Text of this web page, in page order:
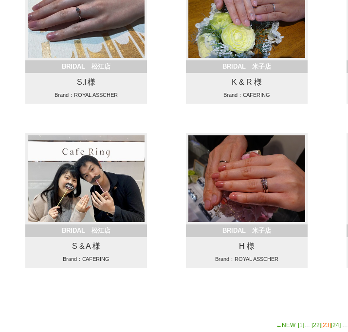
BRIDAL 松江店
S.I 様
Brand：ROYAL ASSCHER
BRIDAL 米子店
K & R 様
Brand：CAFERING
BRIDAL 松江店
S & A 様
Brand：CAFERING
BRIDAL 米子店
H 様
Brand：ROYAL ASSCHER
←NEW [1]… [22][23][24] …